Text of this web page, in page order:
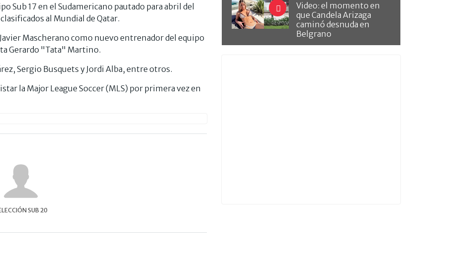
Sub 17 en el Sudamericano pautado para abril del
al Mundial de Qatar.
Mascherano como nuevo entrenador del equipo
Gerardo "Tata" Martino.
Sergio Busquets y Jordi Alba, entre otros.
la Major League Soccer (MLS) por primera vez en
SUB 20
Video: el momento en
que Candela Arizaga
caminó desnuda en
Belgrano